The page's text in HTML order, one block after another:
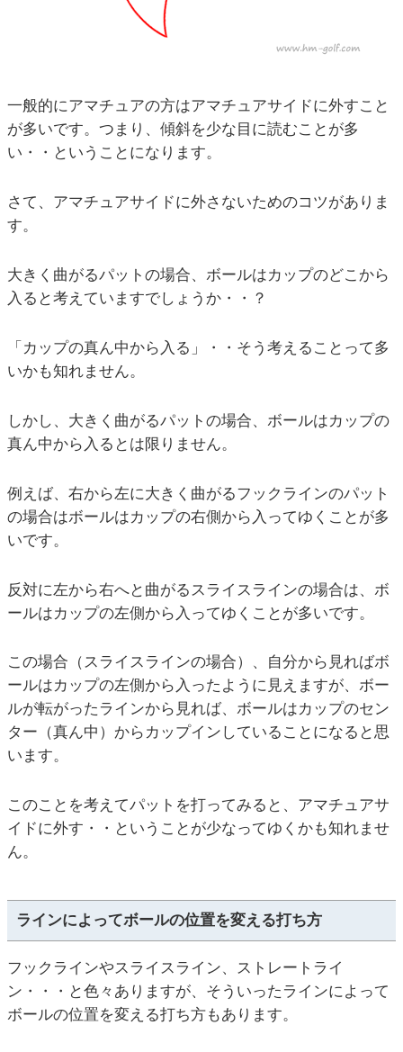
一般的にアマチュアの方はアマチュアサイドに外すこと
が多いです。つまり、傾斜を少な目に読むことが多
い・・ということになります。
さて、アマチュアサイドに外さないためのコツがありま
す。
大きく曲がるパットの場合、ボールはカップのどこから
入ると考えていますでしょうか・・？
「カップの真ん中から入る」・・そう考えることって多
いかも知れません。
しかし、大きく曲がるパットの場合、ボールはカップの
真ん中から入るとは限りません。
例えば、右から左に大きく曲がるフックラインのパット
の場合はボールはカップの右側から入ってゆくことが多
いです。
反対に左から右へと曲がるスライスラインの場合は、ボ
ールはカップの左側から入ってゆくことが多いです。
この場合（スライスラインの場合）、自分から見ればボ
ールはカップの左側から入ったように見えますが、ボー
ルが転がったラインから見れば、ボールはカップのセン
ター（真ん中）からカップインしていることになると思
います。
このことを考えてパットを打ってみると、アマチュアサ
イドに外す・・ということが少なってゆくかも知れませ
ん。
ラインによってボールの位置を変える打ち方
フックラインやスライスライン、ストレートライ
ン・・・と色々ありますが、そういったラインによって
ボールの位置を変える打ち方もあります。